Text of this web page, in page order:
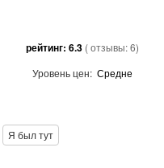
рейтинг: 6.3 ( отзывы:6)
Уровень цен: Средне
Я был тут